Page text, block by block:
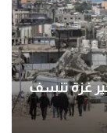
غزة تنسف